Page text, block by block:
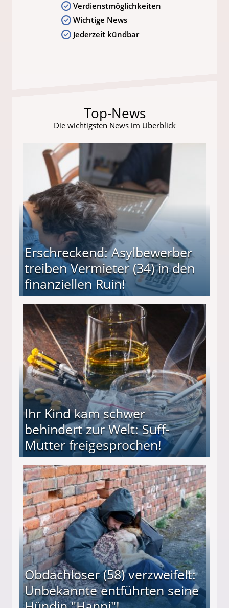
Verdienstmöglichkeiten
Wichtige News
Jederzeit kündbar
Top-News
Die wichtigsten News im Überblick
Erschreckend: Asylbewerber
treiben Vermieter (34) in den
finanziellen Ruin!
(34) in den finanziellen Ruin!
Ihr Kind kam schwer
behindert zur Welt: Suff-
Mutter freigesprochen!
Mutter freigesprochen!
Obdachloser (58) verzweifelt:
Unbekannte entführten seine